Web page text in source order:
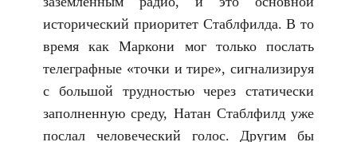
исторический приоритет Стаблфилда. В то
время как Маркони мог только послать
телеграфные «точки и тире», сигнализируя
с большой трудностью через статически
заполненную среду, Натан Стаблфилд уже
послал человеческий голос. Другим бы